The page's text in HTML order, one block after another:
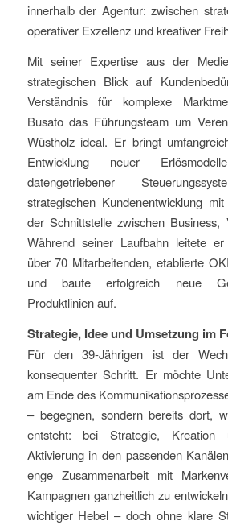
innerhalb der Agentur: zwischen
operativer Exzellenz und kreativer
Mit seiner Expertise aus der
strategischen Blick auf
Verständnis für komplexe
Busato das Führungsteam um
Wüstholz ideal. Er bringt
Entwicklung neuer
datengetriebener
strategischen Kundenentwicklung
der Schnittstelle zwischen Business,
Während seiner Laufbahn leitete
über 70 Mitarbeitenden, etablierte
und baute erfolgreich neue
Produktlinien auf.
Strategie, Idee und Umsetzung im
Für den 39-Jährigen ist der
konsequenter Schritt. Er möchte
am Ende des
– begegnen, sondern bereits dort,
entsteht: bei Strategie, Kreation
Aktivierung in den passenden
enge Zusammenarbeit mit
Kampagnen ganzheitlich zu
wichtiger Hebel – doch ohne klare